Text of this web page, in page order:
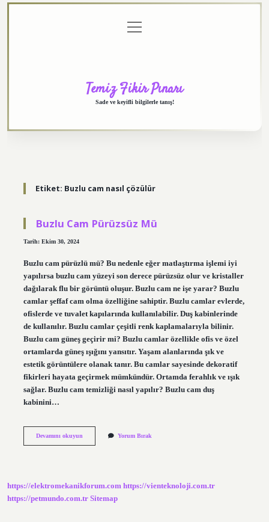
menüyü
aç
Temiz Fikir Pınarı
Sade ve keyifli bilgilerle tanış!
Etiket: Buzlu cam nasıl çözülür
Buzlu Cam Pürüzsüz Mü
Tarih: Ekim 30, 2024
Buzlu cam pürüzlü mü? Bu nedenle eğer matlaştırma işlemi iyi
yapılırsa buzlu cam yüzeyi son derece pürüzsüz olur ve kristaller
dağılarak flu bir görüntü oluşur. Buzlu cam ne işe yarar? Buzlu
camlar şeffaf cam olma özelliğine sahiptir. Buzlu camlar evlerde,
ofislerde ve tuvalet kapılarında kullanılabilir. Duş kabinlerinde
de kullanılır. Buzlu camlar çeşitli renk kaplamalarıyla bilinir.
Buzlu cam güneş geçirir mi? Buzlu camlar özellikle ofis ve özel
ortamlarda güneş ışığını yansıtır. Yaşam alanlarında şık ve
estetik görüntülere olanak tanır. Bu camlar sayesinde dekoratif
fikirleri hayata geçirmek mümkündür. Ortamda ferahlık ve ışık
sağlar. Buzlu cam temizliği nasıl yapılır? Buzlu cam duş
kabinini…
Devamını okuyunBuzlu
Yorum Bırak
https://elektromekanikforum.com https://vienteknoloji.com.tr
https://petmundo.com.tr Sitemap